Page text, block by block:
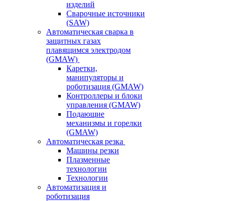
изделий
Сварочные источники
(SAW)
Автоматическая сварка в
защитных газах
плавящимся электродом
(GMAW)
Каретки,
манипуляторы и
роботизация (GMAW)
Контроллеры и блоки
управления (GMAW)
Подающие
механизмы и горелки
(GMAW)
Автоматическая резка
Машины резки
Плазменные
технологии
Технологии
Автоматизация и
роботизация